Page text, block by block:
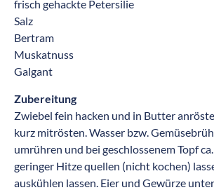
frisch gehackte Petersilie
Salz
Bertram
Muskatnuss
Galgant
Zubereitung
Zwiebel fein hacken und in Butter
kurz mitrösten. Wasser bzw.
umrühren und bei geschlossenem Topf
geringer Hitze quellen (nicht kochen)
auskühlen lassen. Eier und Gewürze